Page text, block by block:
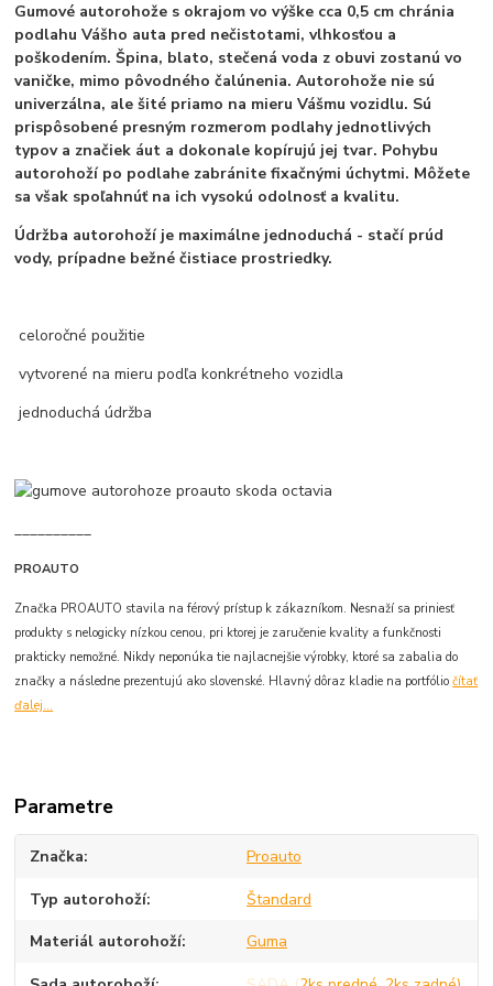
Gumové autorohože s okrajom vo výške cca 0,5 cm chránia
podlahu Vášho auta pred nečistotami, vlhkosťou a
poškodením. Špina, blato, stečená voda z obuvi zostanú vo
vaničke, mimo pôvodného čalúnenia. Autorohože nie sú
univerzálna, ale šité priamo na mieru Vášmu vozidlu. Sú
prispôsobené presným rozmerom podlahy jednotlivých
typov a značiek áut a dokonale kopírujú jej tvar. Pohybu
autorohoží po podlahe zabránite fixačnými úchytmi. Môžete
sa však spoľahnúť na ich vysokú odolnosť a kvalitu.
Údržba autorohoží je maximálne jednoduchá - stačí prúd
vody, prípadne bežné čistiace prostriedky.
celoročné použitie
vytvorené na mieru podľa konkrétneho vozidla
jednoduchá údržba
__________
PROAUTO
Značka PROAUTO stavila na férový prístup k zákazníkom. Nesnaží sa priniesť
produkty s nelogicky nízkou cenou, pri ktorej je zaručenie kvality a funkčnosti
prakticky nemožné. Nikdy neponúka tie najlacnejšie výrobky, ktoré sa zabalia do
značky a následne prezentujú ako slovenské. Hlavný dôraz kladie na portfóliočítať
ďalej...
Parametre
Značka Proauto
Typ autorohoží Štandard
Materiál autorohoží Guma